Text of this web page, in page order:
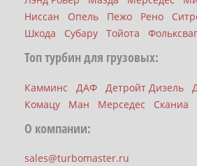
Ниссан
Опель Пежо Рено
Шкода
Субару Тойота
Топ турбин для грузовых:
Камминс ДАФ Детройт Дизель
Комацу
Ман Мерседес Сканиа
О компании:
sales@turbomaster.ru